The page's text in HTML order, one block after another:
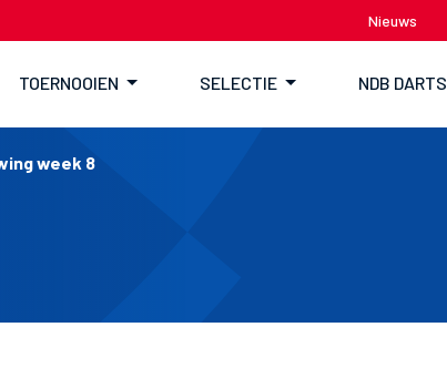
Nieuws
TOERNOOIEN SELECTIE NDB DARTS
week 8